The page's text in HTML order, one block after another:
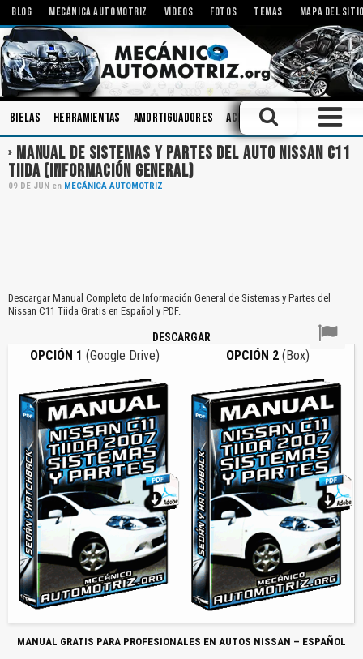
BLOG MECÁNICA AUTOMOTRIZ VÍDEOS FOTOS TEMAS MAPA DEL
Bielas Herramientas Amortiguadores Aceites Talleres
MANUAL DE SISTEMAS Y PARTES DEL AUTO NISSAN C11
TIIDA (INFORMACIÓN GENERAL)
09 DE JUN en MECÁNICA AUTOMOTRIZ
Descargar Manual Completo de Información General de Sistemas y Partes del
Nissan C11 Tiida Gratis en Español y PDF.
DESCARGAR
OPCIÓN 1 (Google Drive) OPCIÓN 2(Box)
MANUAL GRATIS PARA PROFESIONALES EN AUTOS NISSAN – ESPAÑOL